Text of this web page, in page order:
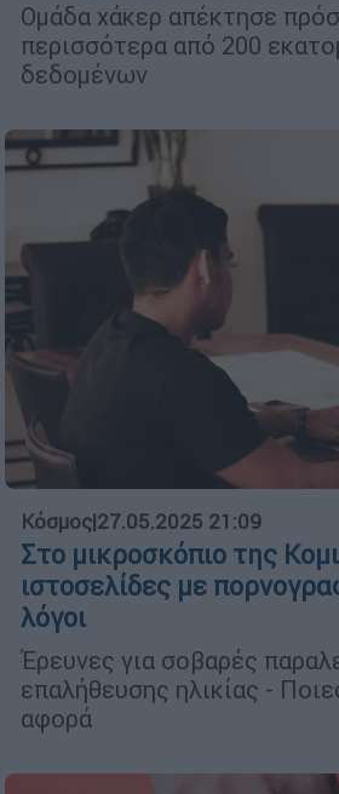
Ομάδα χάκερ απέκτησε
περισσότερα από 200
δεδομένων
Κόσμος|27.05.2025 21:09
Στο μικροσκόπιο της
ιστοσελίδες με
λόγοι
Έρευνες για σοβαρές
επαλήθευσης ηλικίας -
αφορά